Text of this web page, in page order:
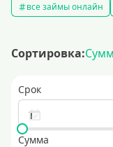
все займы онлайн
Сортировка:
Срок
Сумма